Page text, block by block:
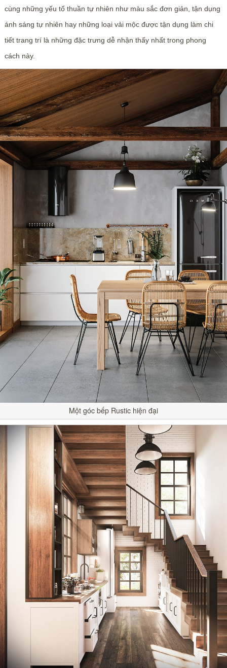
cùng những yếu tố thuần tự nhiên như màu sắc đơn giản, tận dụng
ánh sáng tự nhiên hay những loại vải mộc được tận dụng làm chi
tiết trang trí là những đặc trưng dễ nhận thấy nhất trong phong
cách này.
Một góc bếp Rustic hiện đại